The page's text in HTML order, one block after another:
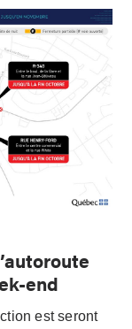
end
est seront